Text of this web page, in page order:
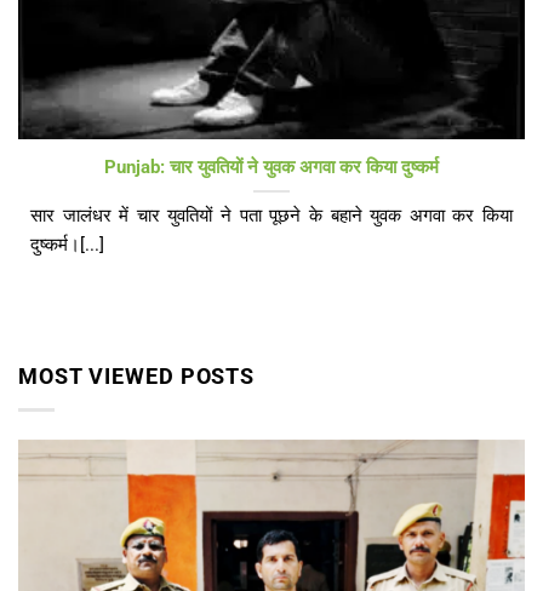
Punjab: चार युवतियों ने युवक अगवा कर किया दुष्कर्म
सार जालंधर में चार युवतियों ने पता पूछने के बहाने युवक अगवा कर किया
दुष्कर्म।[...]
MOST VIEWED POSTS